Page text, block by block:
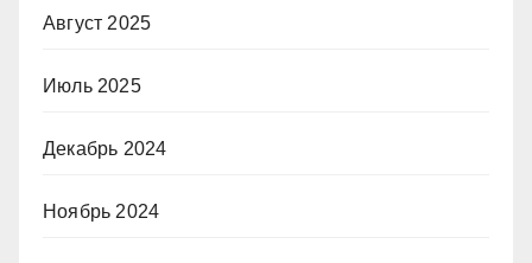
Август 2025
Июль 2025
Декабрь 2024
Ноябрь 2024